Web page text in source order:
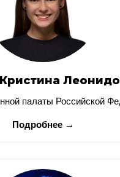
палаты Российской
Подробнее →